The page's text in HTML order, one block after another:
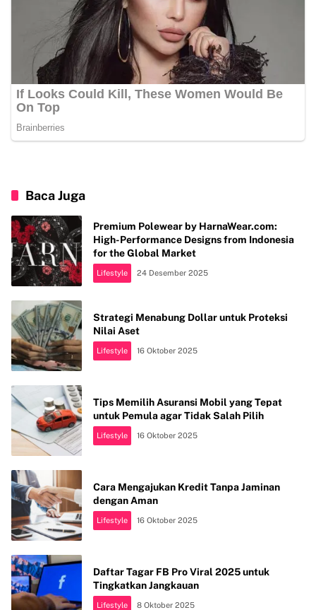
Baca Juga
Premium Polewear by HarnaWear.com:
High-Performance Designs from Indonesia
for the Global Market
Lifestyle 24 Desember 2025
Strategi Menabung Dollar untuk Proteksi
Nilai Aset
Lifestyle 16 Oktober 2025
Tips Memilih Asuransi Mobil yang Tepat
untuk Pemula agar Tidak Salah Pilih
Lifestyle 16 Oktober 2025
Cara Mengajukan Kredit Tanpa Jaminan
dengan Aman
Lifestyle 16 Oktober 2025
Daftar Tagar FB Pro Viral 2025 untuk
Tingkatkan Jangkauan
Lifestyle 8 Oktober 2025